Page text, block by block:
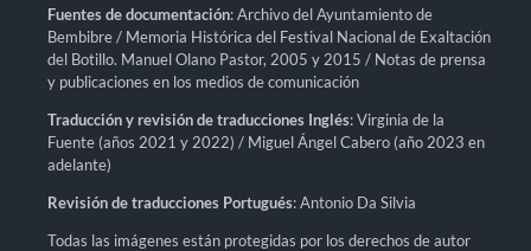
Fuentes de documentación: Archivo del Ayuntamiento de
Bembibre / Memoria Histórica del Festival Nacional de Exaltación
del Botillo. Manuel Olano Pastor, 2005 y 2015 / Notas de prensa
y publicaciones en los medios de comunicación
Traducción y revisión de traducciones Inglés: Virginia de la
Fuente (años 2021 y 2022) / Miguel Ángel Cabero (año 2023 en
adelante)
Revisión de traducciones Portugués: Antonio Da Silvia
Todas las imágenes están protegidas por los derechos de autor